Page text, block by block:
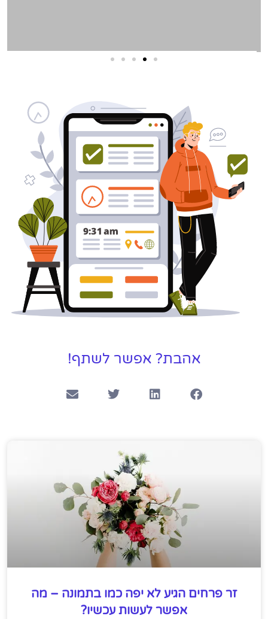
בעל/ת עסק? סוכנות ניהול מוניטין
לקידום, שיווק ופרסום באינטרנט
כאן עבורך!
לפרטים
אהבת? אפשר לשתף!
זר פרחים הגיע לא יפה כמו בתמונה – מה
אפשר לעשות עכשיו?